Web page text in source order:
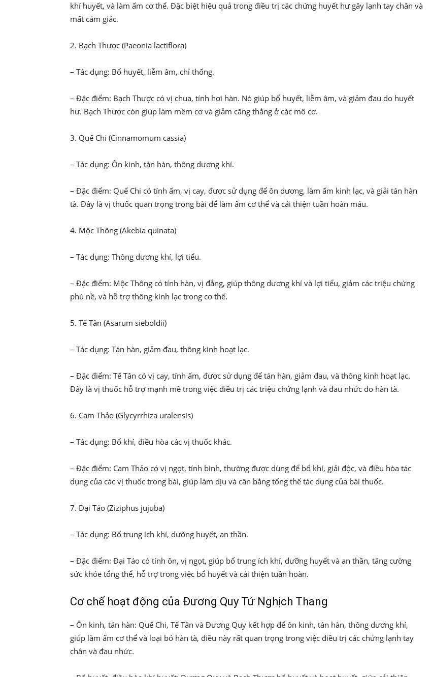
khí huyết, và làm ấm cơ thể. Đặc biệt hiệu quả trong điều trị các chứng huyết hư gây lạnh tay chân và
mất cảm giác.
2. Bạch Thược (Paeonia lactiflora)
– Tác dụng: Bổ huyết, liễm âm, chỉ thống.
– Đặc điểm: Bạch Thược có vị chua, tính hơi hàn. Nó giúp bổ huyết, liễm âm, và giảm đau do huyết
hư. Bạch Thược còn giúp làm mềm cơ và giảm căng thẳng ở các mô cơ.
3. Quế Chi (Cinnamomum cassia)
– Tác dụng: Ôn kinh, tán hàn, thông dương khí.
– Đặc điểm: Quế Chi có tính ấm, vị cay, được sử dụng để ôn dương, làm ấm kinh lạc, và giải tán hàn
tà. Đây là vị thuốc quan trọng trong bài để làm ấm cơ thể và cải thiện tuần hoàn máu.
4. Mộc Thông (Akebia quinata)
– Tác dụng: Thông dương khí, lợi tiểu.
– Đặc điểm: Mộc Thông có tính hàn, vị đắng, giúp thông dương khí và lợi tiểu, giảm các triệu chứng
phù nề, và hỗ trợ thông kinh lạc trong cơ thể.
5. Tế Tân (Asarum sieboldii)
– Tác dụng: Tán hàn, giảm đau, thông kinh hoạt lạc.
– Đặc điểm: Tế Tân có vị cay, tính ấm, được sử dụng để tán hàn, giảm đau, và thông kinh hoạt lạc.
Đây là vị thuốc hỗ trợ mạnh mẽ trong việc điều trị các triệu chứng lạnh và đau nhức do hàn tà.
6. Cam Thảo (Glycyrrhiza uralensis)
– Tác dụng: Bổ khí, điều hòa các vị thuốc khác.
– Đặc điểm: Cam Thảo có vị ngọt, tính bình, thường được dùng để bổ khí, giải độc, và điều hòa tác
dụng của các vị thuốc trong bài, giúp làm dịu và cân bằng tổng thể tác dụng của bài thuốc.
7. Đại Táo (Ziziphus jujuba)
– Tác dụng: Bổ trung ích khí, dưỡng huyết, an thần.
– Đặc điểm: Đại Táo có tính ôn, vị ngọt, giúp bổ trung ích khí, dưỡng huyết và an thần, tăng cường
sức khỏe tổng thể, hỗ trợ trong việc bổ huyết và cải thiện tuần hoàn.
Cơ chế hoạt động của Đương Quy Tứ Nghịch Thang
– Ôn kinh, tán hàn: Quế Chi, Tế Tân và Đương Quy kết hợp để ôn kinh, tán hàn, thông dương khí,
giúp làm ấm cơ thể và loại bỏ hàn tà, điều này rất quan trọng trong việc điều trị các chứng lạnh tay
chân và đau nhức.